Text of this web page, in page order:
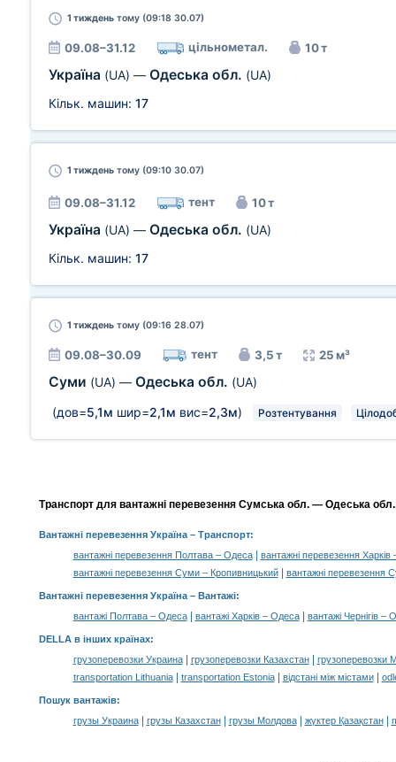
1 тиждень тому (09:18 30.07)
09.08–31.12 цільнометал. 10 т
Україна (UA) — Одеська обл. (UA)
Кільк. машин: 17
1 тиждень тому (09:10 30.07)
09.08–31.12 тент 10 т
Україна (UA) — Одеська обл. (UA)
Кільк. машин: 17
1 тиждень тому (09:16 28.07)
09.08–30.09 тент 3,5 т 25 м³
Суми (UA) — Одеська обл. (UA)
(дов=5,1м шир=2,1м вис=2,3м) Розтентування
Транспорт для вантажні перевезення Сумська обл. — Одеська обл.,
Вантажні перевезення Україна– Транспорт:
вантажні перевезення Полтава – Одеса|
вантажні перевезення
вантажні перевезення Суми – Кропивницький| вантажні перевезення
Вантажні перевезення Україна – Вантажі:
вантажі Полтава – Одеса| вантажі Харків – Одеса| вантажі Чернігів –
DELLA в інших країнах:
грузоперевозки Украина| грузоперевозки Казахстан|
грузоперевозки
transportation Lithuania| transportation Estonia| відстані між містами|
Пошук вантажів:
грузы Украина| грузы Казахстан| грузы Молдова| жүктер Қазақстан|